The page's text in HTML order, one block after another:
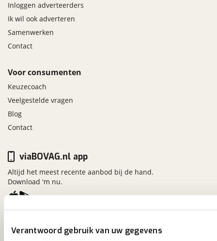
Verantwoord gebruik van uw gegevens
Inloggen adverteerders
Ik wil ook adverteren
Samenwerken
Contact
Voor consumenten
Keuzecoach
Veelgestelde vragen
Blog
Contact
Kosterijland15
viaBOVAG.nl app
Altijd het meest recente aanbod bij de hand.
Download 'm nu.